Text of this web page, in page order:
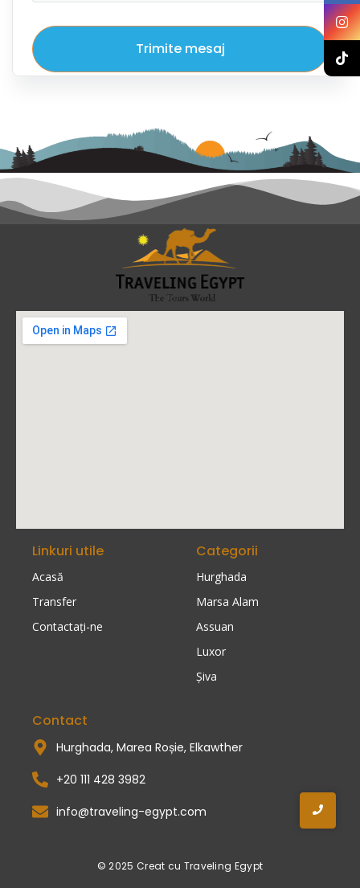
Linkuri utile
Acasă
Transfer
Contactaţi-ne
Categorii
Hurghada
Marsa Alam
Assuan
Luxor
Șiva
Contact
Hurghada, Marea Roșie, Elkawther
+20 111 428 3982
info@traveling-egypt.com
© 2025 Creat cu Traveling Egypt